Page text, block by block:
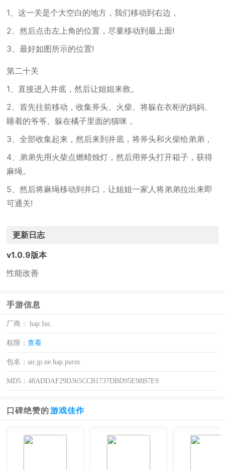
1、这一关是个大空白的地方，我们移动到右边，
2、然后点击左上角的位置，尽量移动到最上面!
3、最好如图所示的位置!
第二十关
1、直接进入井底，然后让姐姐来救。
2、首先往前移动，收集斧头、火柴、将躲在衣柜的妈妈、
睡着的爷爷、躲在橘子里面的猫咪，
3、全部收集起来，然后来到井底，将斧头和火柴给弟弟，
4、弟弟先用火柴点燃蜡烛灯，然后用斧头打开箱子，获得
麻绳。
5、然后将麻绳移动到井口，让姐姐一家人将弟弟拉出来即
可通关!
更新日志
v1.0.9版本
性能改善
手游信息
厂商： hap Inc.
权限：查看
包名：air.jp.ne.hap.purin
MD5：48ADDAF29D365CCB1737DBD95E98B7E9
口碑绝赞的 游戏佳作